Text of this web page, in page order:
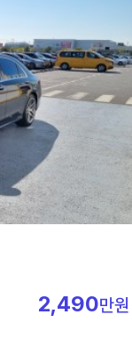
2,490만원